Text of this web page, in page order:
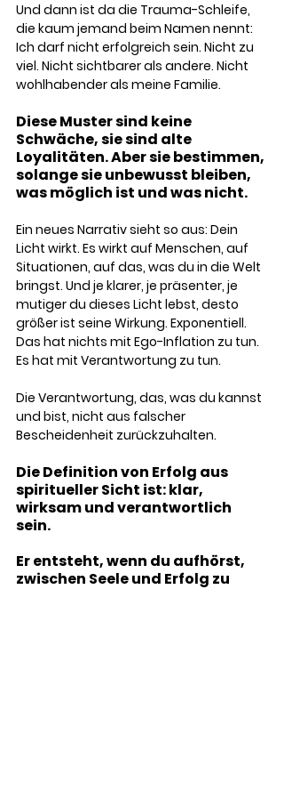
Und dann ist da die Trauma-Schleife,
die kaum jemand beim Namen nennt:
Ich darf nicht erfolgreich sein. Nicht zu
viel. Nicht sichtbarer als andere. Nicht
wohlhabender als meine Familie.
Diese Muster sind keine
Schwäche, sie sind alte
Loyalitäten. Aber sie bestimmen,
solange sie unbewusst bleiben,
was möglich ist und was nicht.
Ein neues Narrativ sieht so aus: Dein
Licht wirkt. Es wirkt auf Menschen, auf
Situationen, auf das, was du in die Welt
bringst. Und je klarer, je präsenter, je
mutiger du dieses Licht lebst, desto
größer ist seine Wirkung. Exponentiell.
Das hat nichts mit Ego-Inflation zu tun.
Es hat mit Verantwortung zu tun.
Die Verantwortung, das, was du kannst
und bist, nicht aus falscher
Bescheidenheit zurückzuhalten.
Die Definition von Erfolg aus
spiritueller Sicht ist: klar,
wirksam und verantwortlich
sein.
Er entsteht, wenn du aufhörst,
zwischen Seele und Erfolg zu